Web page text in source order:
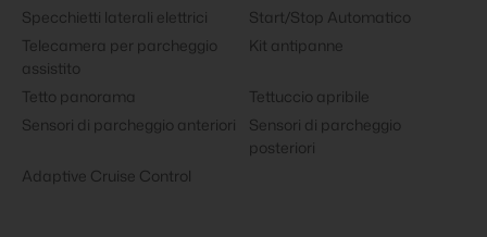
Specchietti laterali elettrici
Start/Stop Automatico
Telecamera per parcheggio
assistito
Kit antipanne
Tetto panorama
Tettuccio apribile
Sensori di parcheggio anteriori
Sensori di parcheggio
posteriori
Adaptive Cruise Control